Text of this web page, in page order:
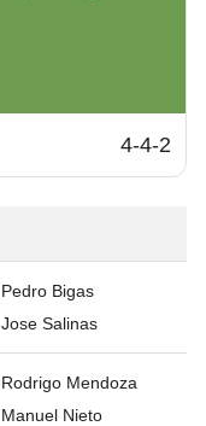
4-4-2
Pedro Bigas
Jose Salinas
Rodrigo Mendoza
Manuel Nieto